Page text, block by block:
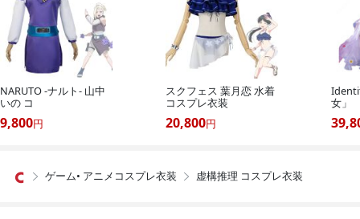
NARUTO -ナルト- 山中
いの コ
9,800円
スクフェス 葉月恋 水着
コスプレ衣装
20,800円
女」
 ゲーム• アニメコスプレ衣装  虚構推理 コスプレ衣装